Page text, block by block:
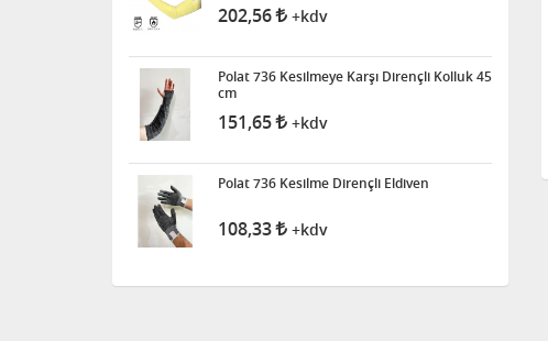
202,56 +kdv
Polat 736 Kesilmeye Karşı Dirençli Kolluk 45
cm
151,65 +kdv
Polat 736 Kesilme Dirençli Eldiven
108,33 +kdv